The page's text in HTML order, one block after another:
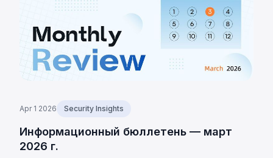
Apr 1 2026 Security Insights
Информационный бюллетень — март
2026 г.